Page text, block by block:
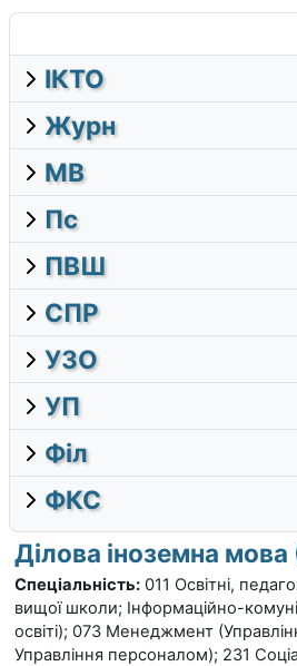
ІКТО
Журн
МВ
Пс
ПВШ
СПР
УЗО
УП
Філ
ФКС
Ділова іноземна
Спеціальність: 011 Освітні,
вищої школи; Інформаційно-
освіті); 073 Менеджмент
Управління персоналом); 231